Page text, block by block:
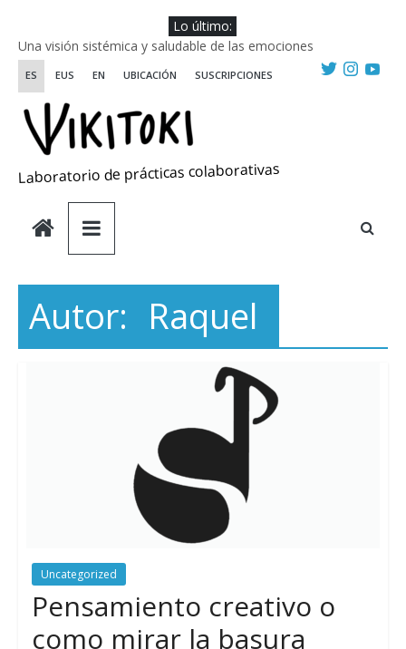
contenido
Lo último:
Una visión sistémica y saludable de las emociones
Investigando y haciendo desde-con las artes
WIKIRIKI ::: Convocatoria de residencias de investigación y
creación 2025
Escuela de Prácticas Transformadoras
ES EUS EN UBICACIÓN SUSCRIPCIONES
Laboratorio de prácticas colaborativas
Autor: Raquel
Uncategorized
Pensamiento creativo o
como mirar la basura